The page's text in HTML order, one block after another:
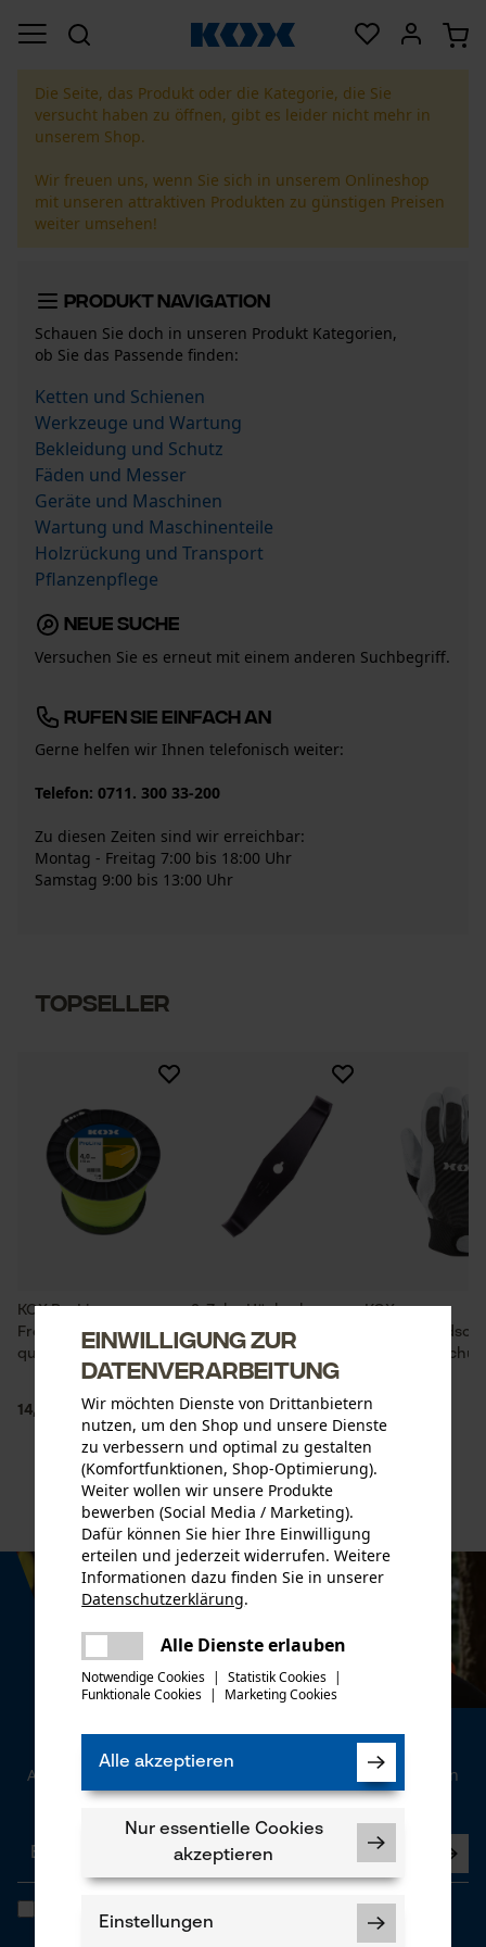
Die Seite, das Produkt oder die Kategorie, die Sie
versucht haben zu öffnen, gibt es leider nicht mehr in
unserem Shop.
Wir freuen uns, wenn Sie sich in unserem Onlineshop
mit unseren attraktiven Produkten zu günstigen Preisen
weiter umsehen!
Produkt Navigation
Schauen Sie doch in unseren Produkt Kategorien,
ob Sie das Passende finden:
Ketten und Schienen
Werkzeuge und Wartung
Bekleidung und Schutz
Fäden und Messer
Geräte und Maschinen
Wartung und Maschinenteile
Holzrückung und Transport
Pflanzenpflege
Neue Suche
Versuchen Sie es erneut mit einem anderen Suchbegriff.
Rufen Sie einfach an
Gerne helfen wir Ihnen telefonisch weiter:
Telefon: 0711. 300 33-200
Zu diesen Zeiten sind wir erreichbar:
Montag - Freitag 7:00 bis 18:00 Uhr
Samstag 9:00 bis 13:00 Uhr
Topseller
KOX ProLine
Freischneidefaden
quadratisch
14,90 €
2-Zahn Häckselmesser
10,90 €
KOX
11,90 €
Newsletter
Abonnieren Sie den kostenlosen Newsletter und verpassen
Sie keine Neuigkeiten mehr.
gelesen und bin
einverstanden. *
Einwilligung zur
Datenverarbeitung
Wir möchten Dienste von Drittanbietern
nutzen, um den Shop und unsere Dienste
zu verbessern und optimal zu gestalten
(Komfortfunktionen, Shop-Optimierung).
Weiter wollen wir unsere Produkte
bewerben (Social Media / Marketing).
Dafür können Sie hier Ihre Einwilligung
erteilen und jederzeit widerrufen. Weitere
Informationen dazu finden Sie in unserer
Datenschutzerklärung.
Alle Dienste erlauben
Notwendige Cookies | Statistik Cookies |
Funktionale Cookies | Marketing Cookies
Alle akzeptieren
Nur essentielle Cookies
akzeptieren
Einstellungen
Es ist ein Fehler aufgetreten. Bitte
versuchen Sie es erneut.
mail